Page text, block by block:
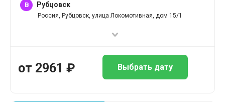
B Рубцовск
Россия, Рубцовск, улица Локомотивная, дом 15/1
от 2961 ₽ Выбрать дату